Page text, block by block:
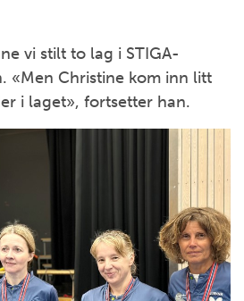
vi stilt to lag i STIGA-
«Men Christine kom inn litt
i laget», fortsetter han.